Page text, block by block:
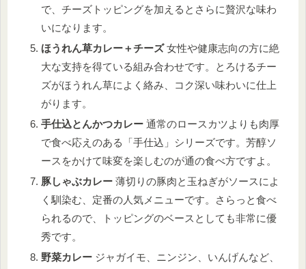
で、チーズトッピングを加えるとさらに贅沢な味わ
いになります。
ほうれん草カレー＋チーズ女性や健康志向の方に絶
大な支持を得ている組み合わせです。とろけるチー
ズがほうれん草によく絡み、コク深い味わいに仕上
がります。
手仕込とんかつカレー 通常のロースカツよりも肉厚
で食べ応えのある「手仕込」シリーズです。芳醇ソ
ースをかけて味変を楽しむのが通の食べ方ですよ。
豚しゃぶカレー 薄切りの豚肉と玉ねぎがソースによ
く馴染む、定番の人気メニューです。さらっと食べ
られるので、トッピングのベースとしても非常に優
秀です。
野菜カレー ジャガイモ、ニンジン、いんげんなど、